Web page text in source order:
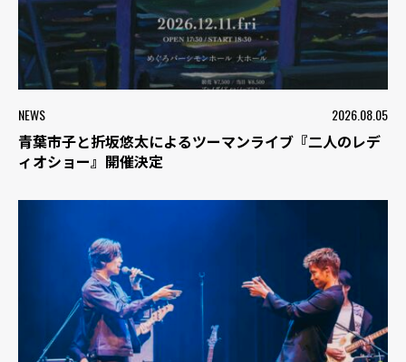
NEWS 2026.08.05
青葉市子と折坂悠太によるツーマンライブ『二人のレデ
ィオショー』開催決定